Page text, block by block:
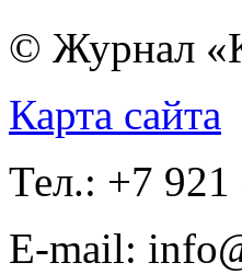
© Журнал
Карта сайта
Тел.: +7 921
E-mail: